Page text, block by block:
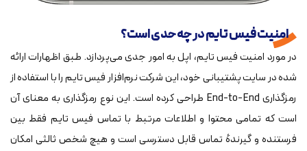
امنیت فیس تایم در چه حدی است؟
در مورد امنیت فیس تایم، اپل به امور جدی می‌پردازد. طبق اظهارات ارائه
شده در سایت پشتیبانی خود، این شرکت نرم‌افزار فیس تایم را با استفاده از
رمزگذاری End-to-End طراحی کرده است. این نوع رمزگذاری به معنای آن
است که تمامی محتوا و اطلاعات مرتبط با تماس فیس تایم فقط بین
فرستنده و گیرندهٔ تماس قابل دسترسی است و هیچ شخص ثالثی امکان